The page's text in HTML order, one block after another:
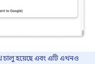
চালু হয়েছে এবং এটি এখনও